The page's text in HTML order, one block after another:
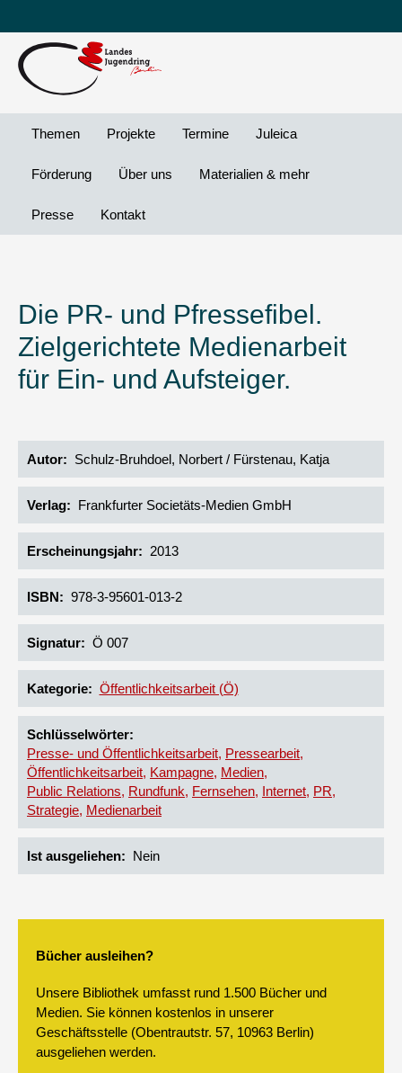
Inhalt
Preheader
Themen Projekte Termine Juleica
Förderung Über uns Materialien & mehr
Presse Kontakt
Die PR- und Pfressefibel.
Zielgerichtete Medienarbeit
für Ein- und Aufsteiger.
Autor Schulz-Bruhdoel, Norbert / Fürstenau, Katja
Verlag Frankfurter Societäts-Medien GmbH
Erscheinungsjahr 2013
ISBN 978-3-95601-013-2
Signatur Ö 007
Kategorie Öffentlichkeitsarbeit (Ö)
Schlüsselwörter
Presse- und Öffentlichkeitsarbeit Pressearbeit
Öffentlichkeitsarbeit Kampagne Medien
Public Relations Rundfunk Fernsehen Internet PR
Strategie Medienarbeit
Ist ausgeliehen Nein
Bücher ausleihen?
Unsere Bibliothek umfasst rund 1.500 Bücher und
Medien. Sie können kostenlos in unserer
Geschäftsstelle (Obentrautstr. 57, 10963 Berlin)
ausgeliehen werden.